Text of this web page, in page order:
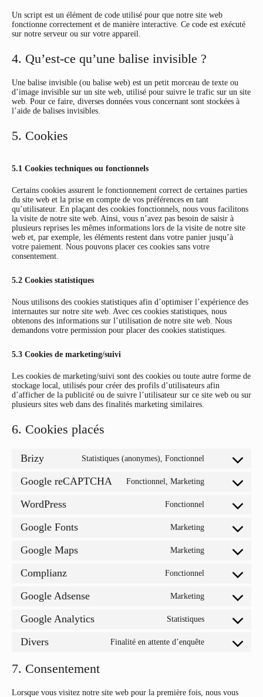
Un script est un élément de code utilisé pour que notre site web
fonctionne correctement et de manière interactive. Ce code est exécuté
sur notre serveur ou sur votre appareil.
4. Qu’est-ce qu’une balise invisible ?
Une balise invisible (ou balise web) est un petit morceau de texte ou
d’image invisible sur un site web, utilisé pour suivre le trafic sur un site
web. Pour ce faire, diverses données vous concernant sont stockées à
l’aide de balises invisibles.
5. Cookies
5.1 Cookies techniques ou fonctionnels
Certains cookies assurent le fonctionnement correct de certaines parties
du site web et la prise en compte de vos préférences en tant
qu’utilisateur. En plaçant des cookies fonctionnels, nous vous facilitons
la visite de notre site web. Ainsi, vous n’avez pas besoin de saisir à
plusieurs reprises les mêmes informations lors de la visite de notre site
web et, par exemple, les éléments restent dans votre panier jusqu’à
votre paiement. Nous pouvons placer ces cookies sans votre
consentement.
5.2 Cookies statistiques
Nous utilisons des cookies statistiques afin d’optimiser l’expérience des
internautes sur notre site web. Avec ces cookies statistiques, nous
obtenons des informations sur l’utilisation de notre site web. Nous
demandons votre permission pour placer des cookies statistiques.
5.3 Cookies de marketing/suivi
Les cookies de marketing/suivi sont des cookies ou toute autre forme de
stockage local, utilisés pour créer des profils d’utilisateurs afin
d’afficher de la publicité ou de suivre l’utilisateur sur ce site web ou sur
plusieurs sites web dans des finalités marketing similaires.
6. Cookies placés
Brizy Statistiques (anonymes), Fonctionnel
Consent
service
Google reCAPTCHA Fonctionnel, Marketing
Consent
service
WordPress Fonctionnel
Consent
service
Google Fonts Marketing
Consent
service
Google Maps Marketing
Consent
service
Complianz Fonctionnel
Consent
service
Google Adsense Marketing
Consent
service
Google Analytics Statistiques
Consent
service
Divers Finalité en attente d’enquête
Consent
7. Consentement
Lorsque vous visitez notre site web pour la première fois, nous vous